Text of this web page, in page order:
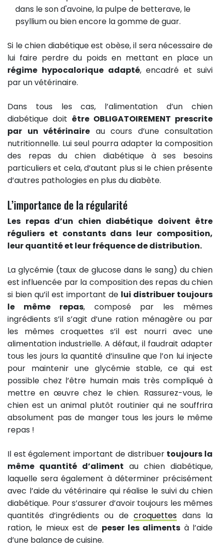
dans le son d'avoine, la pulpe de betterave, le
psyllium ou bien encore la gomme de guar.
Si le chien diabétique est obèse, il sera nécessaire de
lui faire perdre du poids en mettant en place un
régime hypocalorique adapté, encadré et suivi
par un vétérinaire.
Dans tous les cas, l’alimentation d’un chien
diabétique doit être OBLIGATOIREMENT prescrite
par un vétérinaire au cours d’une consultation
nutritionnelle. Lui seul pourra adapter la composition
des repas du chien diabétique à ses besoins
particuliers et cela, d’autant plus si le chien présente
d’autres pathologies en plus du diabète.
L’importance de la régularité
Les repas d’un chien diabétique doivent être
réguliers et constants dans leur composition,
leur quantité et leur fréquence de distribution.
La glycémie (taux de glucose dans le sang) du chien
est influencée par la composition des repas du chien
si bien qu’il est important de lui distribuer toujours
le même repas, composé par les mêmes
ingrédients s’il s’agit d’une ration ménagère ou par
les mêmes croquettes s’il est nourri avec une
alimentation industrielle. A défaut, il faudrait adapter
tous les jours la quantité d’insuline que l’on lui injecte
pour maintenir une glycémie stable, ce qui est
possible chez l’être humain mais très compliqué à
mettre en œuvre chez le chien. Rassurez-vous, le
chien est un animal plutôt routinier qui ne souffrira
absolument pas de manger tous les jours le même
repas !
Il est également important de distribuer toujours la
même quantité d’aliment au chien diabétique,
laquelle sera également à déterminer précisément
avec l’aide du vétérinaire qui réalise le suivi du chien
diabétique. Pour s’assurer d’avoir toujours les mêmes
quantités d’ingrédients ou de croquettes dans la
ration, le mieux est de peser les aliments à l’aide
d’une balance de cuisine.